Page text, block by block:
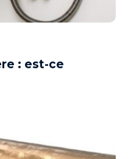
: est-ce